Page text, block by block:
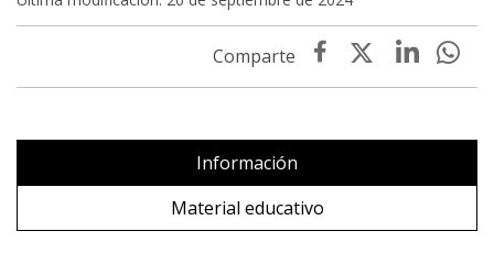
Información
Material educativo